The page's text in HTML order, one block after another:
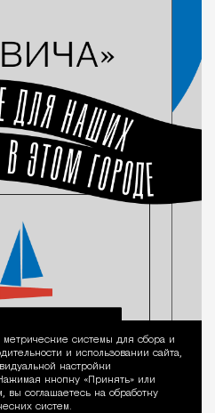
Уведомление
системы для сбора и
и использовании сайта,
настройки
кнопку «Принять» или
вы соглашаетесь на обработку
систем.